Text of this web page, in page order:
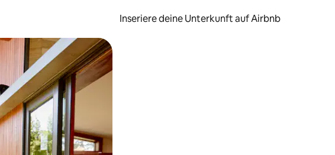
Inseriere deine Unterkunft auf Airbnb